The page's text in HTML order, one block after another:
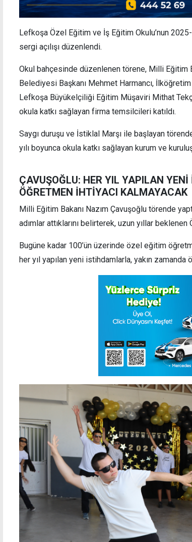
Lefkoşa Özel Eğitim ve İş Eğitim Okulu’nun
sergi açılışı düzenlendi.
Okul bahçesinde düzenlenen törene, Milli Eğitim
Belediyesi Başkanı Mehmet Harmancı,
Lefkoşa Büyükelçiliği Eğitim Müşaviri Mithat
okula katkı sağlayan firma temsilcileri katıldı.
Saygı duruşu ve İstiklal Marşı ile başlayan
yılı boyunca okula katkı sağlayan kurum ve
ÇAVUŞOĞLU: HER YIL YAPILAN
ÖĞRETMEN İHTİYACI KALMAYACAK
Milli Eğitim Bakanı Nazım Çavuşoğlu törende
adımlar attıklarını belirterek, uzun yıllar
Bugüne kadar 100’ün üzerinde özel eğitim
her yıl yapılan yeni istihdamlarla, yakın zamanda
kanıtlamalı"